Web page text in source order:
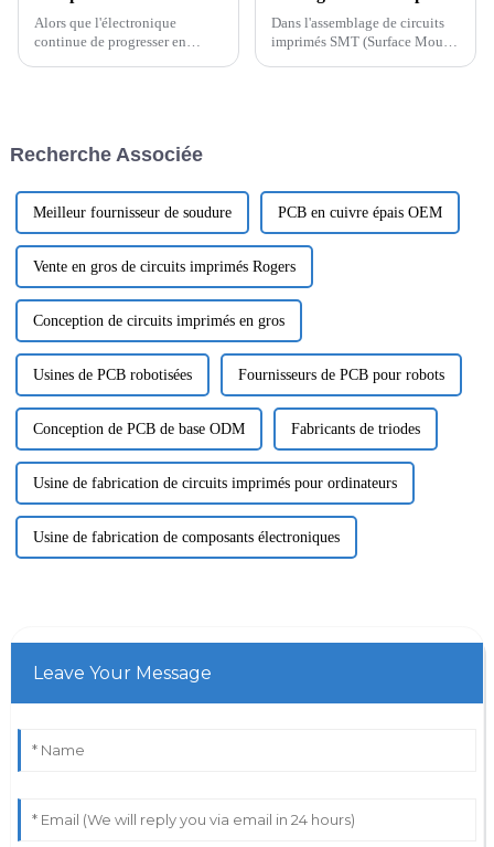
Alors que l'électronique
continue de progresser en
composant crucial dans le
hautes performances...
Dans l'assemblage de circuits
imprimés SMT (Surface Mount
aussi sa durée de vie.
Recherche Associée
Meilleur fournisseur de soudure PCB en cuivre épais OEM
Vente en gros de circuits imprimés Rogers
Conception de circuits imprimés en gros
Usines de PCB robotisées Fournisseurs de PCB pour robots
Conception de PCB de base ODM Fabricants de triodes
Usine de fabrication de circuits imprimés pour ordinateurs
Usine de fabrication de composants électroniques
Leave Your Message